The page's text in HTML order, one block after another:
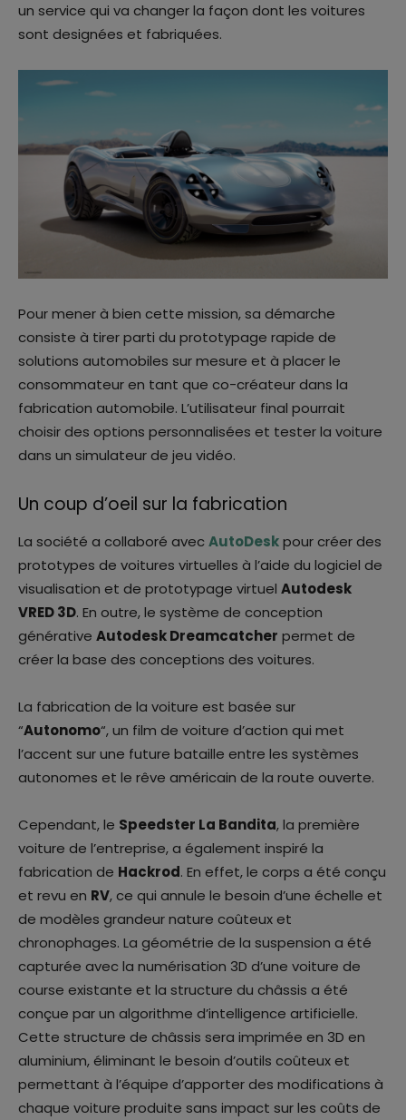
un service qui va changer la façon dont les voitures
sont designées et fabriquées.
Pour mener à bien cette mission, sa démarche
consiste à tirer parti du prototypage rapide de
solutions automobiles sur mesure et à placer le
consommateur en tant que co-créateur dans la
fabrication automobile. L’utilisateur final pourrait
choisir des options personnalisées et tester la voiture
dans un simulateur de jeu vidéo.
Un coup d’oeil sur la fabrication
La société a collaboré avecAutoDeskpour créer des
prototypes de voitures virtuelles à l’aide du logiciel de
visualisation et de prototypage virtuel Autodesk
VRED 3D. En outre, le système de conception
générative Autodesk Dreamcatcher permet de
créer la base des conceptions des voitures.
La fabrication de la voiture est basée sur
“Autonomo“, un film de voiture d’action qui met
l’accent sur une future bataille entre les systèmes
autonomes et le rêve américain de la route ouverte.
Cependant, le Speedster La Bandita, la première
voiture de l’entreprise, a également inspiré la
fabrication de Hackrod. En effet, le corps a été conçu
et revu en RV, ce qui annule le besoin d’une échelle et
de modèles grandeur nature coûteux et
chronophages. La géométrie de la suspension a été
capturée avec la numérisation 3D d’une voiture de
course existante et la structure du châssis a été
conçue par un algorithme d’intelligence artificielle.
Cette structure de châssis sera imprimée en 3D en
aluminium, éliminant le besoin d’outils coûteux et
permettant à l’équipe d’apporter des modifications à
chaque voiture produite sans impact sur les coûts de